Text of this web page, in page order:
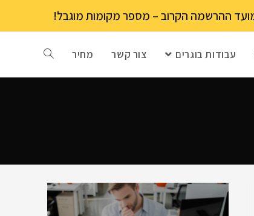
עבודות בוגרים צור קשר מחיר